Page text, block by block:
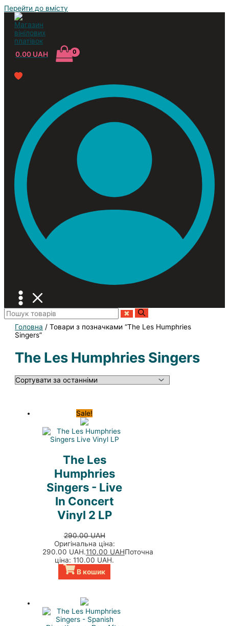
Перейти до вмісту
0.00 UAH
Головна / Товари з позначками “The Les Humphries
Singers”
The Les Humphries Singers
Sale!
The Les
Humphries
Singers - Live
In Concert
Vinyl 2 LP
290.00UAH
Оригінальна ціна:
290.00 UAH.110.00 UAHПоточна
ціна: 110.00 UAH.
В кошик
Jazz&Blues
Pop
Reggae